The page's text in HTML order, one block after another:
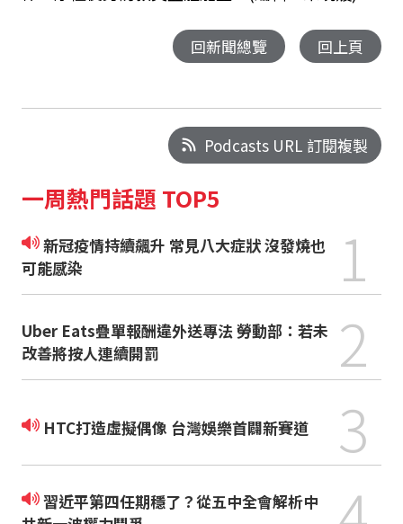
回新聞總覽 回上頁
Podcasts URL 訂閱複製
一周熱門話題 TOP5
新冠疫情持續飆升 常見八大症狀 沒發燒也
可能感染
1
Uber Eats疊單報酬違外送專法 勞動部：若未
改善將按人連續開罰
2
HTC打造虛擬偶像 台灣娛樂首闢新賽道 3
習近平第四任期穩了？從五中全會解析中